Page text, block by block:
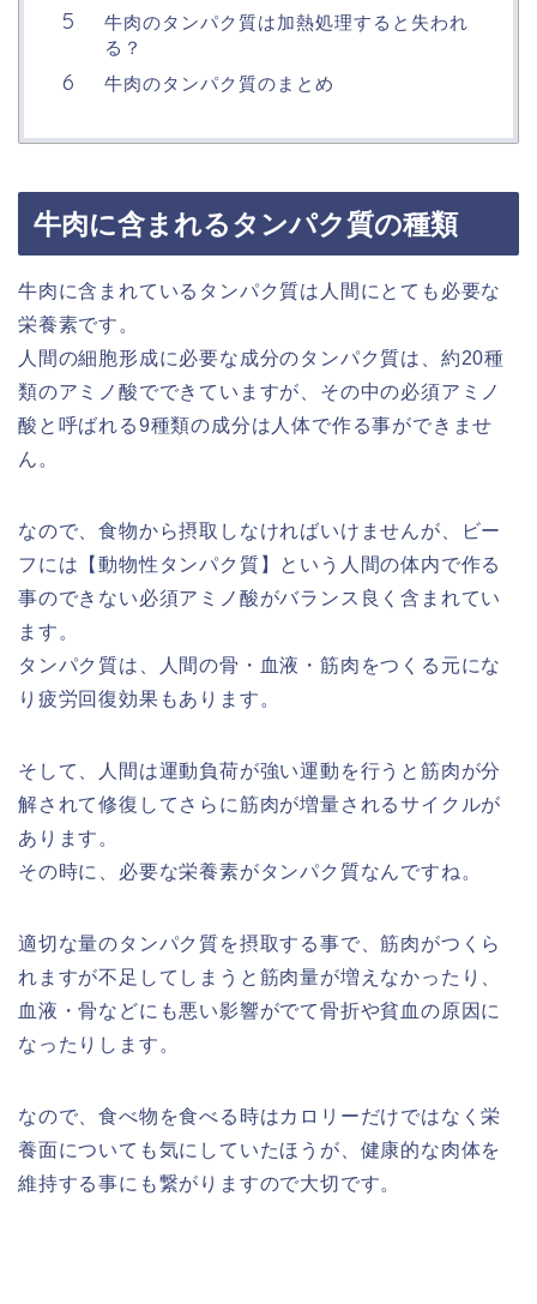
牛肉のタンパク質は加熱処理すると失われ
る？
牛肉のタンパク質のまとめ
牛肉に含まれるタンパク質の種類
牛肉に含まれているタンパク質は人間にとても必要な
栄養素です。
人間の細胞形成に必要な成分のタンパク質は、約20種
類のアミノ酸でできていますが、その中の必須アミノ
酸と呼ばれる9種類の成分は人体で作る事ができませ
ん。
なので、食物から摂取しなければいけませんが、ビー
フには【動物性タンパク質】という人間の体内で作る
事のできない必須アミノ酸がバランス良く含まれてい
ます。
タンパク質は、人間の骨・血液・筋肉をつくる元にな
り疲労回復効果もあります。
そして、人間は運動負荷が強い運動を行うと筋肉が分
解されて修復してさらに筋肉が増量されるサイクルが
あります。
その時に、必要な栄養素がタンパク質なんですね。
適切な量のタンパク質を摂取する事で、筋肉がつくら
れますが不足してしまうと筋肉量が増えなかったり、
血液・骨などにも悪い影響がでて骨折や貧血の原因に
なったりします。
なので、食べ物を食べる時はカロリーだけではなく栄
養面についても気にしていたほうが、健康的な肉体を
維持する事にも繋がりますので大切です。